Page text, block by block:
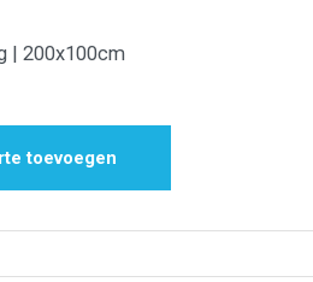
| 200x100cm
toevoegen